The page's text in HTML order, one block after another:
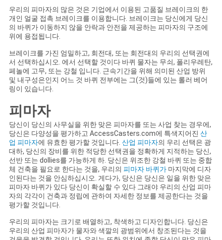
PRIVACY
POLICY
우리의 피마자의 많은 것은 기업에서 이용된 고품질 브레이크의 한
개인 얼굴 접촉 브레이크를 이용합니다. 브레이크는 당신에게 당신
의 바퀴가 이동하지 않을 안락과 안전을 제공하는 피마자의 구조에
위에 용접됩니다.
브레이크를 가진 엄밀하고, 회전대, 또는 회전대의 우리의 선택권에
서 선택하십시오. 에서 선택할 것이다 바퀴 물자는 무쇠, 폴리우레탄,
페놀에 고무, 또는 강철 입니다. 근속기간을 위해 의미된 산업 방위
및 내구성은인지 어느 것 바퀴 전부에는 그(것)들에 있는 롤러 베어
링이 있습니다.
피마자
당신이 당신의 사무실을 위한 맞은 피마자를 또는 사업 찾는 경우에,
당신은 다양성을 평가하고 AccessCasters.com에 특색지어진 산
업 피마자에 유효한 평가할 것입니다. 산업 피마자의 우리 선택은 광
대하, 당신의 장비를 위한 적당한 선택권을 정확하게 지적하는 당신,
선반 또는 dollies를 가능하게 하. 당신은 위조한 강철 바퀴 또는 중합
체 건축을 필요로 한다는 것을, 우리의 피마자 바퀴가마지막에 디자
인된다는 것을 안심하십시오. 게다가, 당신은 당신은 일을 위한 맞은
피마자 바퀴가 있다 당신이 확실할 수 있다 그래야 우리의 산업 피마
자의 각각이 건축과 정립에 관하여 자세한 정보를 제공한다는 것을
평가할 것입니다.
우리의 피마자는 크기로 배열하고, 착색하고 디자인합니다. 당신은
우리의 산업 피마자가 물자와 색깔의 광범위에서 창조된다는 것을